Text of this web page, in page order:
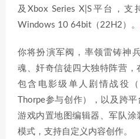
及Xbox Series X|S平台，
Windows 10 64bit（22H2）。
你将扮演军阀，率领雷铸神
魂、奸奇信徒四大独特阵营，
包含电影级单人剧情战役（
Thorpe参与创作），以及跨
游戏内置地图编辑器、军队
模式，支持自定义内容创作。